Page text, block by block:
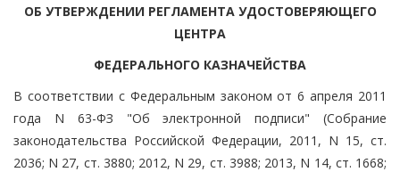
ОБ УТВЕРЖДЕНИИ РЕГЛАМЕНТА УДОСТОВЕРЯЮЩЕГО
ЦЕНТРА
ФЕДЕРАЛЬНОГО КАЗНАЧЕЙСТВА
В соответствии с Федеральным законом от 6 апреля 2011
года N 63-ФЗ "Об электронной подписи" (Собрание
законодательства Российской Федерации, 2011, N 15, ст.
2036; N 27, ст. 3880; 2012, N 29, ст. 3988; 2013, N 14, ст. 1668;